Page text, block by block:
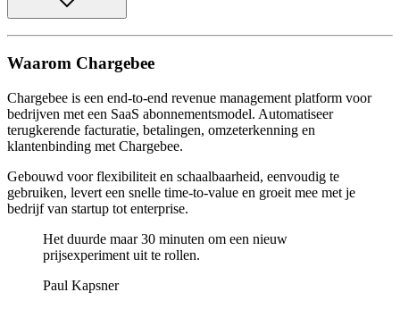
Waarom Chargebee
Chargebee is een end-to-end revenue management platform voor
bedrijven met een SaaS abonnementsmodel. Automatiseer
terugkerende facturatie, betalingen, omzeterkenning en
klantenbinding met Chargebee.
Gebouwd voor flexibiliteit en schaalbaarheid, eenvoudig te
gebruiken, levert een snelle time-to-value en groeit mee met je
bedrijf van startup tot enterprise.
Het duurde maar 30 minuten om een nieuw
prijsexperiment uit te rollen.
Paul Kapsner